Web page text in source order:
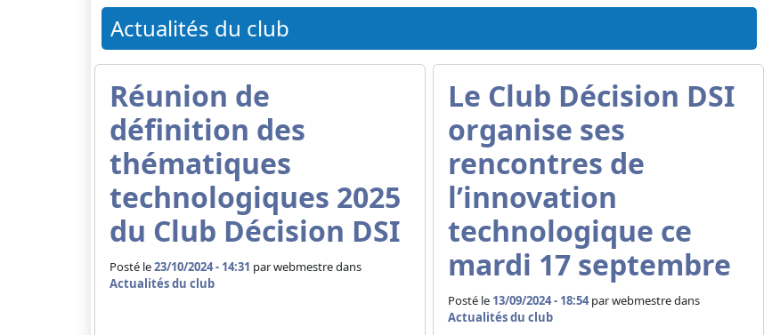
Actualités du club
Réunion de
définition des
thématiques
technologiques 2025
du Club Décision DSI
Posté le23/10/2024 - 14:31 parwebmestre dans
Actualités du club
Le Club Décision DSI
organise ses
rencontres de
l’innovation
technologique ce
mardi 17 septembre
Posté le 13/09/2024 - 18:54 parwebmestre dans
Actualités du club